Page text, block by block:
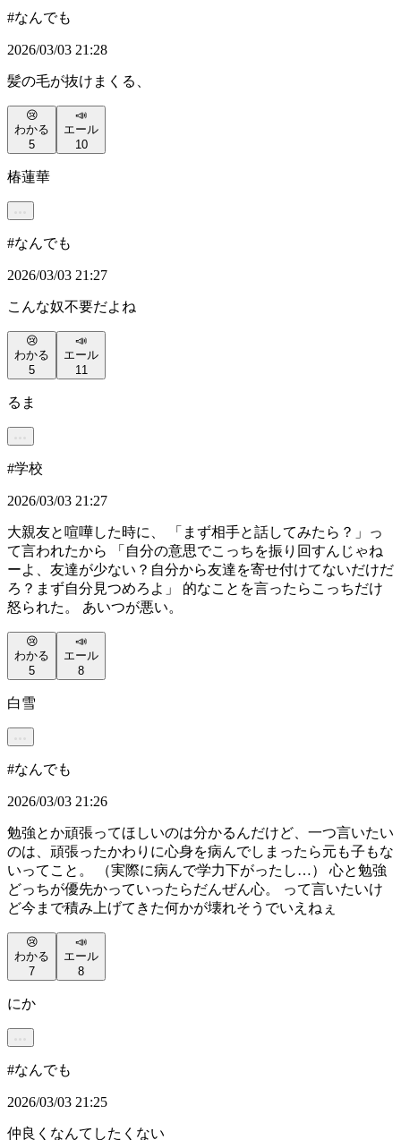
#なんでも
2026/03/03 21:28
髪の毛が抜けまくる、
😢
わかる
5
📣
エール
10
椿蓮華
#なんでも
2026/03/03 21:27
こんな奴不要だよね
😢
わかる
5
📣
エール
11
るま
#学校
2026/03/03 21:27
大親友と喧嘩した時に、 「まず相手と話してみたら？」っ
て言われたから 「自分の意思でこっちを振り回すんじゃね
ーよ、友達が少ない？自分から友達を寄せ付けてないだけだ
ろ？まず自分見つめろよ」 的なことを言ったらこっちだけ
怒られた。 あいつが悪い。
😢
わかる
5
📣
エール
8
白雪
#なんでも
2026/03/03 21:26
勉強とか頑張ってほしいのは分かるんだけど、一つ言いたい
のは、頑張ったかわりに心身を病んでしまったら元も子もな
いってこと。 （実際に病んで学力下がったし…） 心と勉強
どっちが優先かっていったらだんぜん心。 って言いたいけ
ど今まで積み上げてきた何かが壊れそうでいえねぇ
😢
わかる
7
📣
エール
8
にか
#なんでも
2026/03/03 21:25
仲良くなんてしたくない